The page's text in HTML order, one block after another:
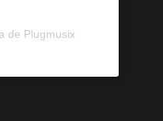
de Plugmusix